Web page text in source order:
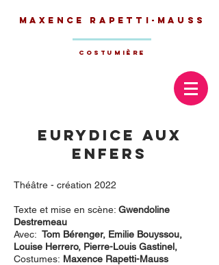
Maxence Rapetti-Mauss
Costumière
Eurydice aux
Enfers
Théâtre - création 2022
Texte et mise en scène: Gwendoline
Destremeau
Avec: Tom Bérenger, Emilie Bouyssou,
Louise Herrero, Pierre-Louis Gastinel,
Costumes: Maxence Rapetti-Mauss